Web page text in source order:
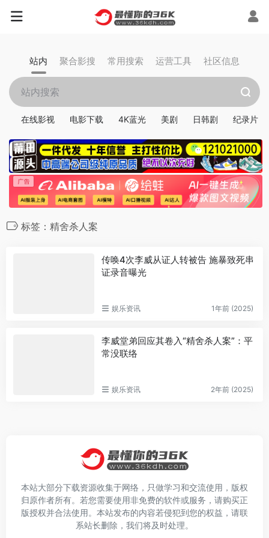
站内 聚合影搜 常用搜索 运营工具 社区信息
在线影视 电影下载 4K蓝光 美剧 日韩剧 纪录片
标签：精舍杀人案
传唤4次李威从证人转被告 施暴致死串
证录音曝光
娱乐资讯 1年前 (2025)
李威堂弟回应其卷入“精舍杀人案”：平
常没联络
娱乐资讯 2年前 (2025)
本站大部分下载资源收集于网络，只做学习和交流使用，版权
归原作者所有。若您需要使用非免费的软件或服务，请购买正
版授权并合法使用。本站发布的内容若侵犯到您的权益，请联
系站长删除，我们将及时处理。